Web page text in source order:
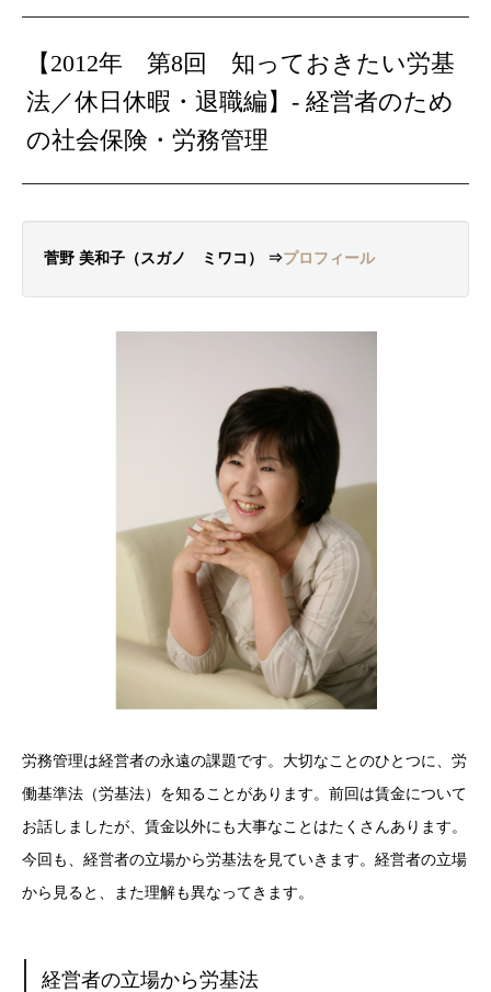
【2012年 第8回 知っておきたい労基
法／休日休暇・退職編】- 経営者のため
の社会保険・労務管理
菅野 美和子（スガノ ミワコ） ⇒プロフィール
労務管理は経営者の永遠の課題です。大切なことのひとつに、労
働基準法（労基法）を知ることがあります。前回は賃金について
お話しましたが、賃金以外にも大事なことはたくさんあります。
今回も、経営者の立場から労基法を見ていきます。経営者の立場
から見ると、また理解も異なってきます。
経営者の立場から労基法